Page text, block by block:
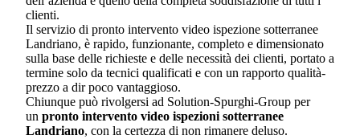
clienti.
Il servizio di pronto intervento video ispezione sotterranee
Landriano, è rapido, funzionante, completo e dimensionato
sulla base delle richieste e delle necessità dei clienti, portato a
termine solo da tecnici qualificati e con un rapporto qualità-
prezzo a dir poco vantaggioso.
Chiunque può rivolgersi ad Solution-Spurghi-Group per
un pronto intervento video ispezioni sotterranee
Landriano, con la certezza di non rimanere deluso.